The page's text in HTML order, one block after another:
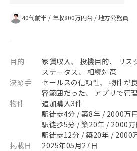
40代前半 / 年収800万円台 /地方公務員
目的
家賃収入、 投機目的、 リス
ステータス、 相続対策
決め手
セールスの信頼性、 物件が
容範囲だった、 アプリで管
物件
追加購入3件
駅徒歩4分 / 築8年 / 2000万
駅徒歩5分 / 築20年 / 2000万
駅徒歩12分 / 築20年 / 2000
掲載日
2025年05月27日